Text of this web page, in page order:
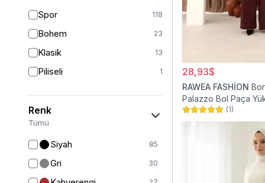
Ferace 126
Kap & Pardesü
Trençkot
Hırka
Spor 118
Bohem 23
Klasik 13
Piliseli 1
Renk
Tümü
Siyah 85
Gri 30
28,93$
RAWEA FASHİON
Palazzo Bol Paça
Tesettür Pantolon
(1)